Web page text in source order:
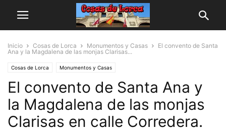
Inicio Cosas de Lorca Monumentos y Casas
El convento de Santa
Ana y la Magdalena de las monjas Clarisas...
Cosas de Lorca Monumentos y Casas
El convento de Santa Ana y
la Magdalena de las monjas
Clarisas en calle Corredera.